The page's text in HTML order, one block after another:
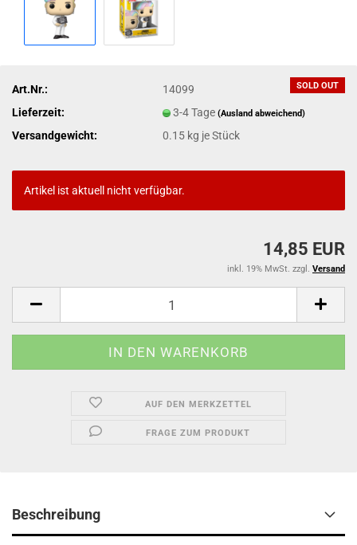
SOLD OUT
Art.Nr.:
14099
Lieferzeit:
3-4 Tage(Ausland abweichend)
Versandgewicht: 0.15 kg je Stück
Artikel ist aktuell nicht verfügbar.
14,85 EUR
inkl. 19% MwSt. zzgl. Versand
AUF DEN MERKZETTEL
FRAGE ZUM PRODUKT
Beschreibung